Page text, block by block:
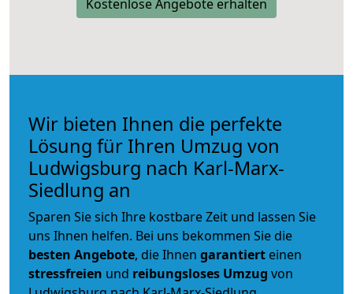
Kostenlose Angebote erhalten
Wir bieten Ihnen die perfekte
Lösung für Ihren Umzug von
Ludwigsburg nach Karl-Marx-
Siedlung an
Sparen Sie sich Ihre kostbare Zeit und lassen Sie
uns Ihnen helfen. Bei uns bekommen Sie die
besten Angebote, die Ihnen garantiert einen
stressfreien und reibungsloses Umzug von